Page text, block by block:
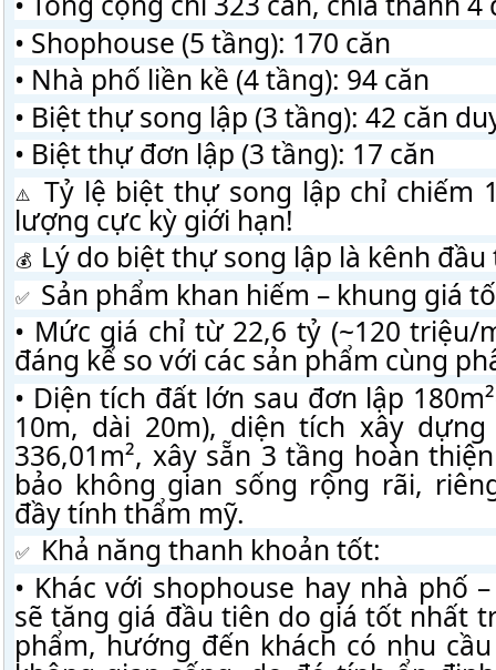
• Shophouse (5 tầng): 170 căn
• Nhà phố liền kề (4 tầng): 94 căn
• Biệt thự song lập (3 tầng): 42 căn
• Biệt thự đơn lập (3 tầng): 17 căn
Tỷ lệ biệt thự song lập chỉ chiếm
lượng cực kỳ giới hạn!
Lý do biệt thự song lập là kênh
Sản phẩm khan hiếm – khung giá
• Mức giá chỉ từ 22,6 tỷ (~120 triệu/
đáng kể so với các sản phẩm cùng
• Diện tích đất lớn sau đơn lập
10m, dài 20m), diện tích xây dựng
336,01m², xây sẵn 3 tầng hoàn
bảo không gian sống rộng rãi,
đầy tính thẩm mỹ.
Khả năng thanh khoản tốt:
• Khác với shophouse hay nhà phố
sẽ tăng giá đầu tiên do giá tốt nhất
phẩm, hướng đến khách có nhu